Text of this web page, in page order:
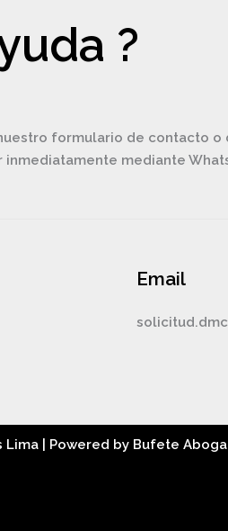
?
formulario de contacto
mediante
Email
| Powered by Bufete